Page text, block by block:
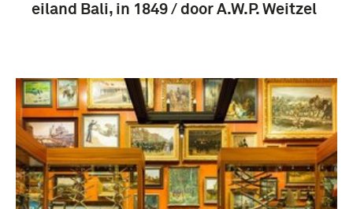
eiland Bali, in 1849 / door A.W.P. Weitzel